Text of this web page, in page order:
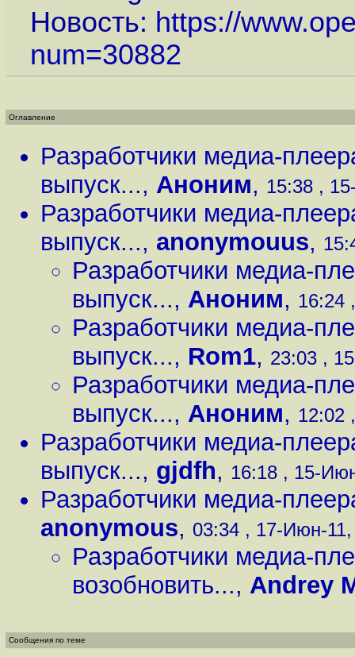
Новость: https://
num=30882
Оглавление
Разработчики медиа-
выпуск..., Аноним, 15:38 ,
Разработчики медиа-
выпуск..., anonymouus,
Разработчики медиа-
выпуск..., Аноним, 16:24
Разработчики медиа-
выпуск..., Rom1, 23:03 ,
Разработчики медиа-
выпуск..., Аноним, 12:02
Разработчики медиа-
выпуск..., gjdfh, 16:18 , 15-
Разработчики медиа-
anonymous, 03:34 , 17-Июн-
Разработчики медиа-
возобновить..., Andrey
Сообщения по теме